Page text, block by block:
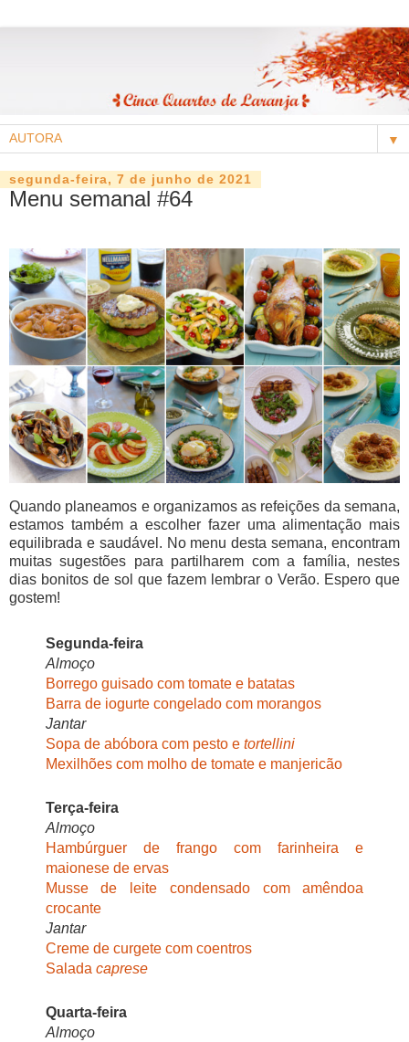
▼
segunda-feira, 7 de junho de 2021
Menu semanal #64
Quando planeamos e organizamos as refeições da semana,
estamos também a escolher fazer uma alimentação mais
equilibrada e saudável. No menu desta semana, encontram
muitas sugestões para partilharem com a família, nestes
dias bonitos de sol que fazem lembrar o Verão. Espero que
gostem!
Segunda-feira
Almoço
Borrego guisado com tomate e batatas
Barra de iogurte congelado com morangos
Jantar
Sopa de abóbora com pesto e tortellini
Mexilhões com molho de tomate e manjericão
Terça-feira
Almoço
Hambúrguer de frango com farinheira e
maionese de ervas
Musse de leite condensado com amêndoa
crocante
Jantar
Creme de curgete com coentros
Salada caprese
Quarta-feira
Almoço